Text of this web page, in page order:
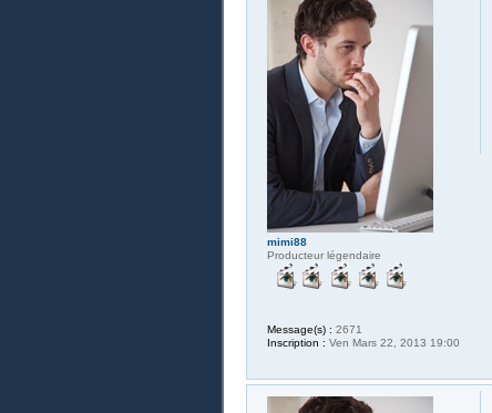
mimi88
Producteur légendaire
Message(s) : 2671
Inscription : Ven Mars 22, 2013 19:00